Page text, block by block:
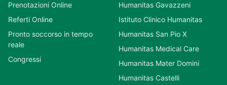
Prenotazioni Online
Referti Online
Pronto soccorso in tempo
reale
Congressi
Humanitas Gavazzeni
Istituto Clinico Humanitas
Humanitas San Pio X
Humanitas Medical Care
Humanitas Mater Domini
Humanitas Castelli